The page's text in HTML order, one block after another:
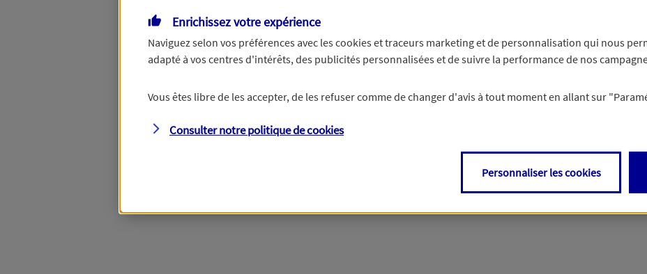
Enrichissez votre expérience
Naviguez selon vos préférences avec les cookies et traceurs marketing et de personnalisation qui nous
adapté à vos centres d'intérêts, des publicités personnalisées et de suivre la performance de nos
Vous êtes libre de les accepter, de les refuser comme de changer d'avis à tout moment en allant sur
Consulter notre politique decookies
Personnaliser les cookies